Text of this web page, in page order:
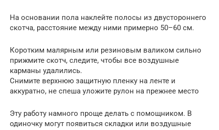
На основании пола наклейте полосы из двустороннего
скотча, расстояние между ними примерно 50–60 см.
Коротким малярным или резиновым валиком сильно
прижмите скотч, следите, чтобы все воздушные
карманы удалились.
Снимите верхнюю защитную пленку на ленте и
аккуратно, не спеша уложите рулон на прежнее место
Эту работу намного проще делать с помощником. В
одиночку могут появиться складки или воздушные